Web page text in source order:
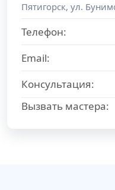
Пятигорск, ул.
Телефон:
Email:
Консультация:
Вызвать мастера: